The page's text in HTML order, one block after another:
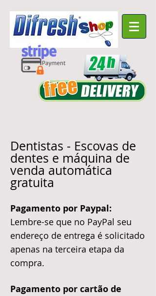
Dentistas - Escovas de
dentes e máquina de
venda automática
gratuita
Pagamento por Paypal:
Lembre-se que no PayPal seu
endereço de entrega é solicitado
apenas na terceira etapa da
compra.
Pagamento por cartão de